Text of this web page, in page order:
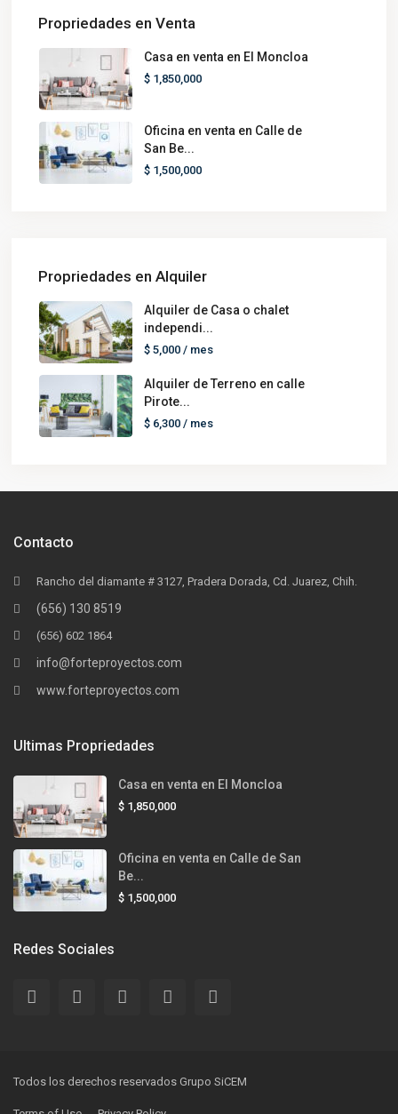
Propriedades en Venta
Casa en venta en El Moncloa
$ 1,850,000
Oficina en venta en Calle de
San Be...
$ 1,500,000
Propriedades en Alquiler
Alquiler de Casa o chalet
independi...
$ 5,000/ mes
Alquiler de Terreno en calle
Pirote...
$ 6,300/ mes
Contacto
Rancho del diamante # 3127, Pradera Dorada, Cd. Juarez, Chih.
(656) 130 8519
(656) 602 1864
info@forteproyectos.com
www.forteproyectos.com
Ultimas Propriedades
Casa en venta en El Moncloa
$ 1,850,000
Oficina en venta en Calle de San
Be...
$ 1,500,000
Redes Sociales
Todos los derechos reservados Grupo SiCEM